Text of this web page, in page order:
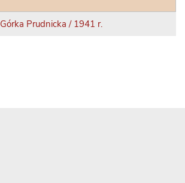
Górka Prudnicka / 1941 r.